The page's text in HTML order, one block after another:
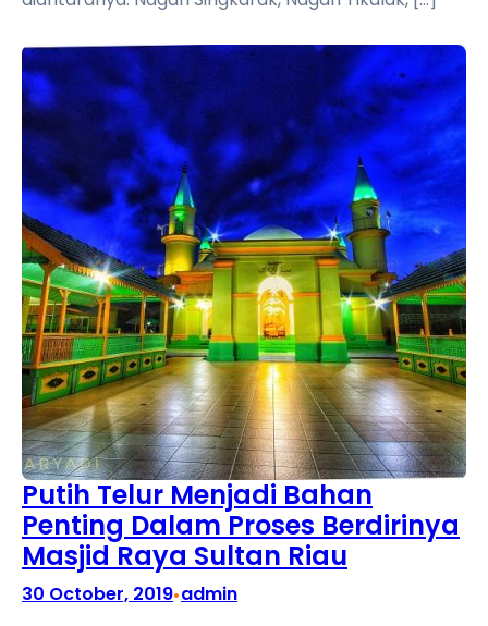
Putih Telur Menjadi Bahan
Penting Dalam Proses Berdirinya
Masjid Raya Sultan Riau
30 October, 2019•admin